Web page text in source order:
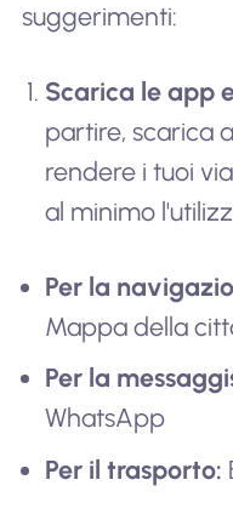
suggerimenti:
Scarica le app
partire, scarica
rendere i tuoi
al minimo
Per la
Mappa della
Per la
WhatsApp
Per il trasporto: